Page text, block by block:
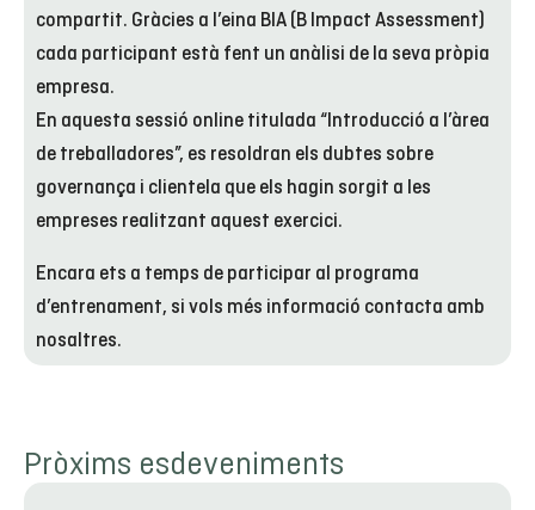
compartit. Gràcies a l’eina BIA (B Impact Assessment)
cada participant està fent un anàlisi de la seva pròpia
empresa.
En aquesta sessió online titulada “Introducció a l’àrea
de treballadores”, es resoldran els dubtes sobre
governança i clientela que els hagin sorgit a les
empreses realitzant aquest exercici.
Encara ets a temps de participar al programa
d’entrenament, si vols més informació contacta amb
nosaltres.
Pròxims esdeveniments